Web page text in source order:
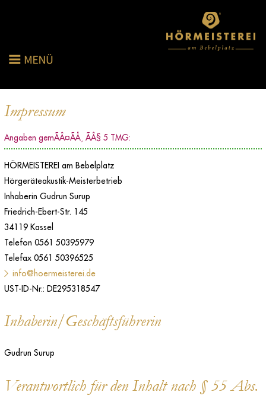
Impressum
Angaben gemÃÂ¤ÃÅ¸ ÃÂ§ 5 TMG:
HÖRMEISTEREI am Bebelplatz
Hörgeräteakustik-Meisterbetrieb
Inhaberin Gudrun Surup
Friedrich-Ebert-Str. 145
34119 Kassel
Telefon 0561 50395979
Telefax 0561 50396525
info@hoermeisterei.de
UST-ID-Nr.: DE295318547
Inhaberin/Geschäftsführerin
Gudrun Surup
Verantwortlich für den Inhalt nach § 55 Abs.